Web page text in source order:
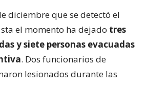
diciembre que se detectó el
el momento ha dejado tres
y siete personas evacuadas
. Dos funcionarios de
lesionados durante las